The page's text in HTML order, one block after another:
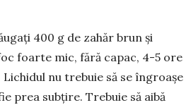
400 g de zahăr brun și
foarte mic, fără capac, 4-5 ore
Lichidul nu tre­buie să se îngroașe
prea subțire. Trebuie să aibă